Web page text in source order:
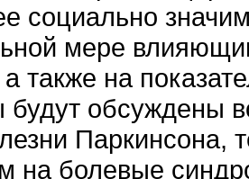
социально
мере
также на
будут обсуждены
Паркинсона,
на болевые